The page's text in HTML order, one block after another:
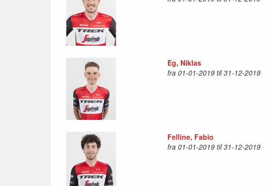
Eg, Niklas
fra 01-01-2019 til 31-12-2019
Felline, Fabio
fra 01-01-2019 til 31-12-2019